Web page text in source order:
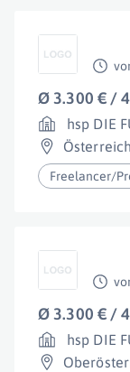
Ø 3.300 € /
hsp DIE
Österreich
Freelancer/
Ø 3.300 € /
hsp DIE